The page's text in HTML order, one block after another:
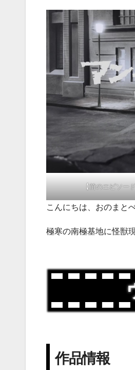
【前のエピソー
こんにちは、おのまと
極寒の南極基地に怪獣
作品情報